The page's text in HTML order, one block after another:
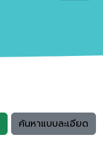
ค้นหาแบบละเอียด